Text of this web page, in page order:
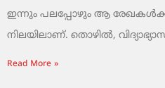
ഇന്നും പലപ്പോഴും ആ
നിലയിലാണ്. തൊഴിൽ,
Read More »